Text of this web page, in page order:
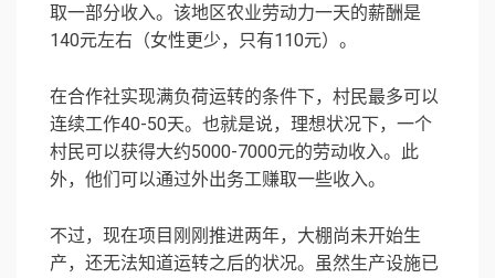
取一部分收入。该地区农业劳动力一天的薪酬是
140元左右（女性更少，只有110元）。
在合作社实现满负荷运转的条件下，村民最多可以
连续工作40-50天。也就是说，理想状况下，一个
村民可以获得大约5000-7000元的劳动收入。此
外，他们可以通过外出务工赚取一些收入。
不过，现在项目刚刚推进两年，大棚尚未开始生
产，还无法知道运转之后的状况。虽然生产设施已